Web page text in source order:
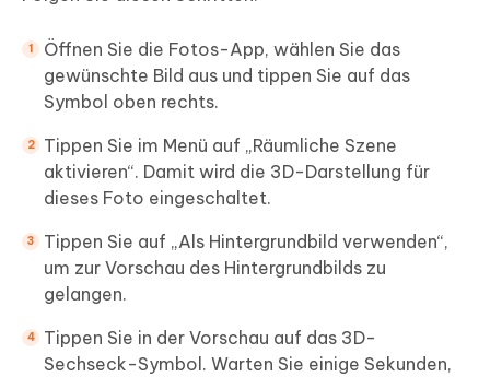
Öffnen Sie die Fotos-App, wählen Sie das
gewünschte Bild aus und tippen Sie auf das
Symbol oben rechts.
Tippen Sie im Menü auf „Räumliche Szene
aktivieren“. Damit wird die 3D-Darstellung für
dieses Foto eingeschaltet.
Tippen Sie auf „Als Hintergrundbild verwenden“,
um zur Vorschau des Hintergrundbilds zu
gelangen.
Tippen Sie in der Vorschau auf das 3D-
Sechseck-Symbol. Warten Sie einige Sekunden,